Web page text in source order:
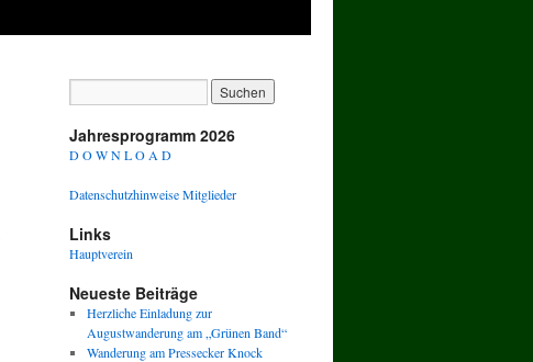
Jahresprogramm 2026
D O W N L O A D
Datenschutzhinweise Mitglieder
Links
Hauptverein
Neueste Beiträge
Herzliche Einladung zur
Augustwanderung am „Grünen Band“
Wanderung am Pressecker Knock